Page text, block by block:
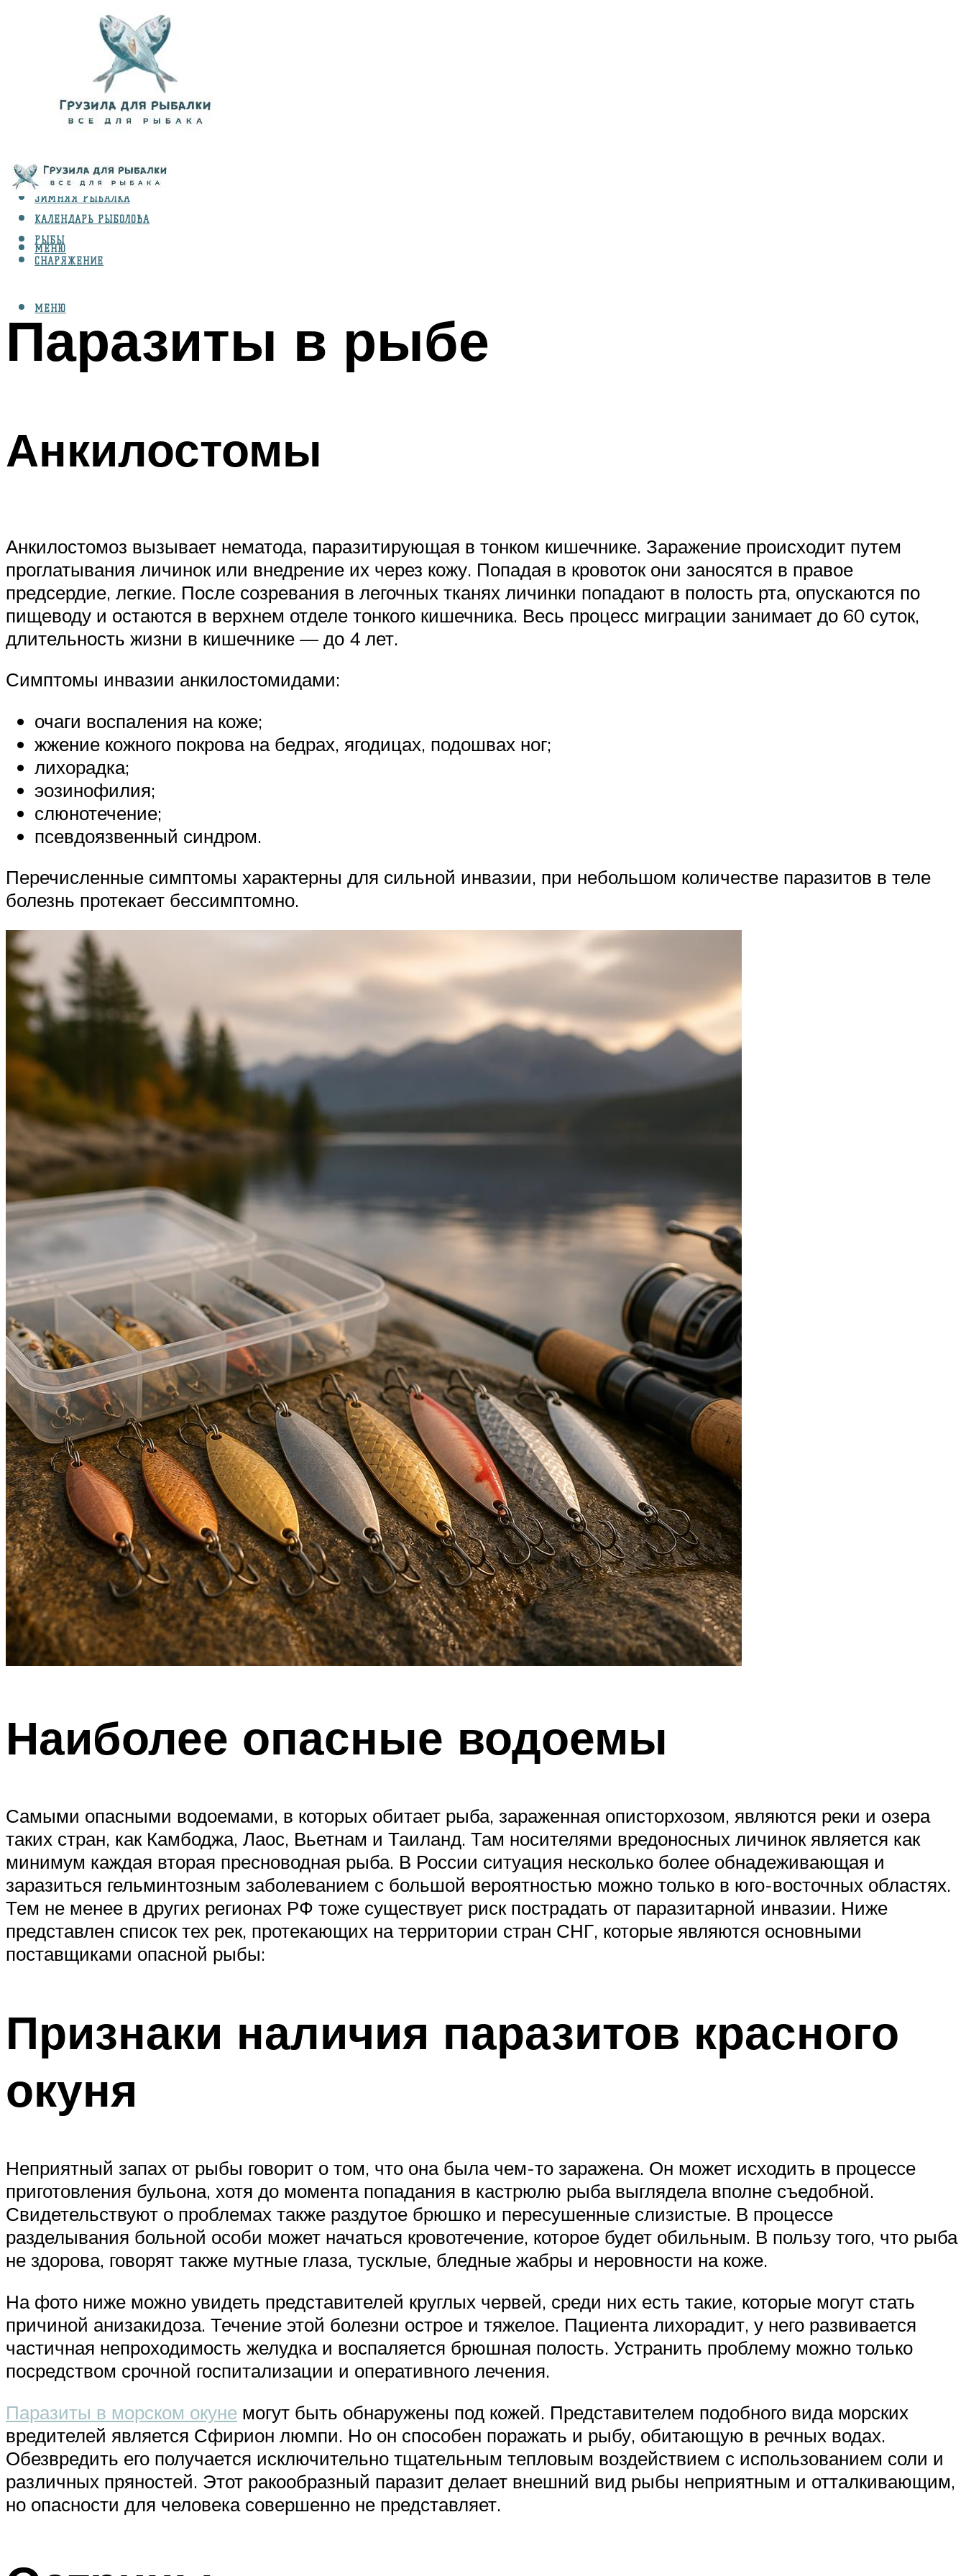
ВИДЫ ЛОВЛИ
ЗИМНЯЯ РЫБАЛКА
КАЛЕНДАРЬ РЫБОЛОВА
РЫБЫ
СНАРЯЖЕНИЕ
МЕНЮ
МЕНЮ
Паразиты в рыбе
Анкилостомы
Анкилостомоз вызывает нематода, паразитирующая в тонком кишечнике. Заражение происходит путем
проглатывания личинок или внедрение их через кожу. Попадая в кровоток они заносятся в правое
предсердие, легкие. После созревания в легочных тканях личинки попадают в полость рта, опускаются по
пищеводу и остаются в верхнем отделе тонкого кишечника. Весь процесс миграции занимает до 60 суток,
длительность жизни в кишечнике — до 4 лет.
Симптомы инвазии анкилостомидами:
очаги воспаления на коже;
жжение кожного покрова на бедрах, ягодицах, подошвах ног;
лихорадка;
эозинофилия;
слюнотечение;
псевдоязвенный синдром.
Перечисленные симптомы характерны для сильной инвазии, при небольшом количестве паразитов в теле
болезнь протекает бессимптомно.
Наиболее опасные водоемы
Самыми опасными водоемами, в которых обитает рыба, зараженная описторхозом, являются реки и озера
таких стран, как Камбоджа, Лаос, Вьетнам и Таиланд. Там носителями вредоносных личинок является как
минимум каждая вторая пресноводная рыба. В России ситуация несколько более обнадеживающая и
заразиться гельминтозным заболеванием с большой вероятностью можно только в юго-восточных областях.
Тем не менее в других регионах РФ тоже существует риск пострадать от паразитарной инвазии. Ниже
представлен список тех рек, протекающих на территории стран СНГ, которые являются основными
поставщиками опасной рыбы:
Признаки наличия паразитов красного
окуня
Неприятный запах от рыбы говорит о том, что она была чем-то заражена. Он может исходить в процессе
приготовления бульона, хотя до момента попадания в кастрюлю рыба выглядела вполне съедобной.
Свидетельствуют о проблемах также раздутое брюшко и пересушенные слизистые. В процессе
разделывания больной особи может начаться кровотечение, которое будет обильным. В пользу того, что рыба
не здорова, говорят также мутные глаза, тусклые, бледные жабры и неровности на коже.
На фото ниже можно увидеть представителей круглых червей, среди них есть такие, которые могут стать
причиной анизакидоза. Течение этой болезни острое и тяжелое. Пациента лихорадит, у него развивается
частичная непроходимость желудка и воспаляется брюшная полость. Устранить проблему можно только
посредством срочной госпитализации и оперативного лечения.
Паразиты в морском окуне могут быть обнаружены под кожей. Представителем подобного вида морских
вредителей является Сфирион люмпи. Но он способен поражать и рыбу, обитающую в речных водах.
Обезвредить его получается исключительно тщательным тепловым воздействием с использованием соли и
различных пряностей. Этот ракообразный паразит делает внешний вид рыбы неприятным и отталкивающим,
но опасности для человека совершенно не представляет.